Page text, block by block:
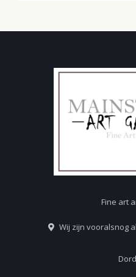
Fine art
Wij zijn vooralsnog